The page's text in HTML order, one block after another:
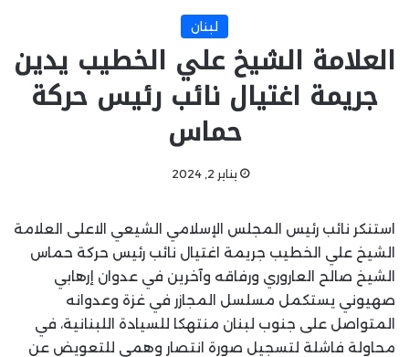
لبنان
العلامة الشيخ علي الخطيب يدين
جريمة اغتيال نائب رئيس حركة
حماس
يناير 2, 2024
استنكر نائب رئيس المجلس الإسلامي الشيعي الاعلى العلامة
الشيخ علي الخطيب جريمة اغتيال نائب رئيس حركة حماس
الشيخ صالح العاروري ورفاقه وآخرين في عدوان إرهابي
صهيوني يستكمل مسلسل المجازر في غزة وعدوانه
المتواصل على جنوب لبنان منتهكا للسيادة اللبنانية، في
محاولة فاشلة لتسجيل صورة انتصار وهمي للتعويض عن